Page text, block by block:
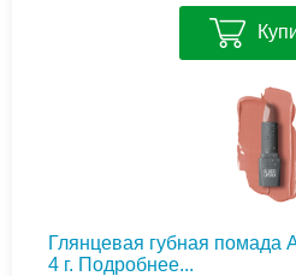
Глянцевая губная помада
4 г. Подробнее...